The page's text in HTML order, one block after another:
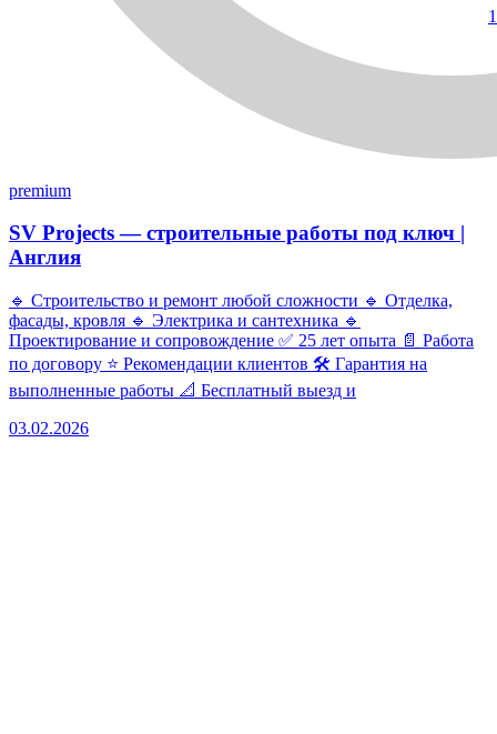
premium
SV Projects — строительные работы под ключ |
Англия
🔹 Строительство и ремонт любой сложности 🔹 Отделка,
фасады, кровля 🔹 Электрика и сантехника 🔹
Проектирование и сопровождение ✅ 25 лет опыта 📄 Работа
по договору ⭐ Рекомендации клиентов 🛠 Гарантия на
выполненные работы 📐 Бесплатный выезд и
03.02.2026